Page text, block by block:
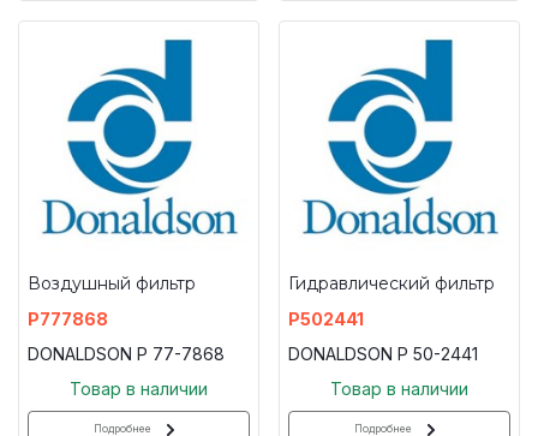
Воздушный фильтр
P777868
DONALDSON P 77-7868
Товар в наличии
Подробнее
Гидравлический фильтр
P502441
DONALDSON P 50-2441
Товар в наличии
Подробнее